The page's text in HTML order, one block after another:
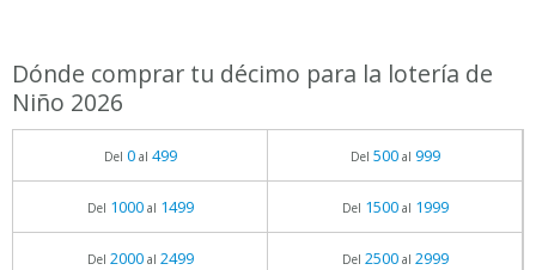
Dónde comprar tu décimo para la lotería de
Niño 2026
Del 0al 499 Del 500al 999
Del 1000al 1499 Del 1500al 1999
Del 2000al 2499 Del 2500al 2999